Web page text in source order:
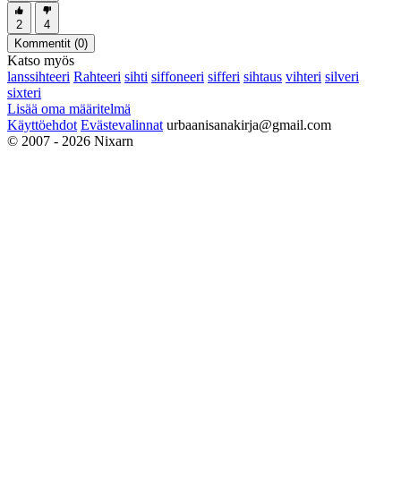
2
4
Kommentit (0)
Katso myös
lanssihteeri Rahteeri sihti siffoneeri sifferi sihtaus vihteri silveri
sixteri
Lisää oma määritelmä
Käyttöehdot Evästevalinnat urbaanisanakirja@gmail.com
© 2007 - 2026 Nixarn